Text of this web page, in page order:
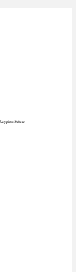
Future